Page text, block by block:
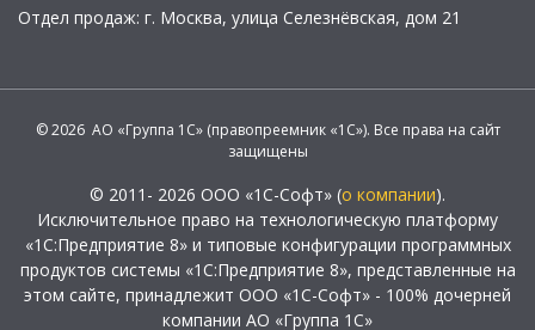
Отдел продаж: г. Москва, улица Селезнёвская, дом 21
© 2026 АО «Группа 1С» (правопреемник «1С»). Все права на сайт
защищены
© 2011- 2026 ООО «1С-Софт» (о компании).
Исключительное право на технологическую платформу
«1С:Предприятие 8» и типовые конфигурации программных
продуктов системы «1С:Предприятие 8», представленные на
этом сайте, принадлежит ООО «1С-Софт» - 100% дочерней
компании АО «Группа 1С»